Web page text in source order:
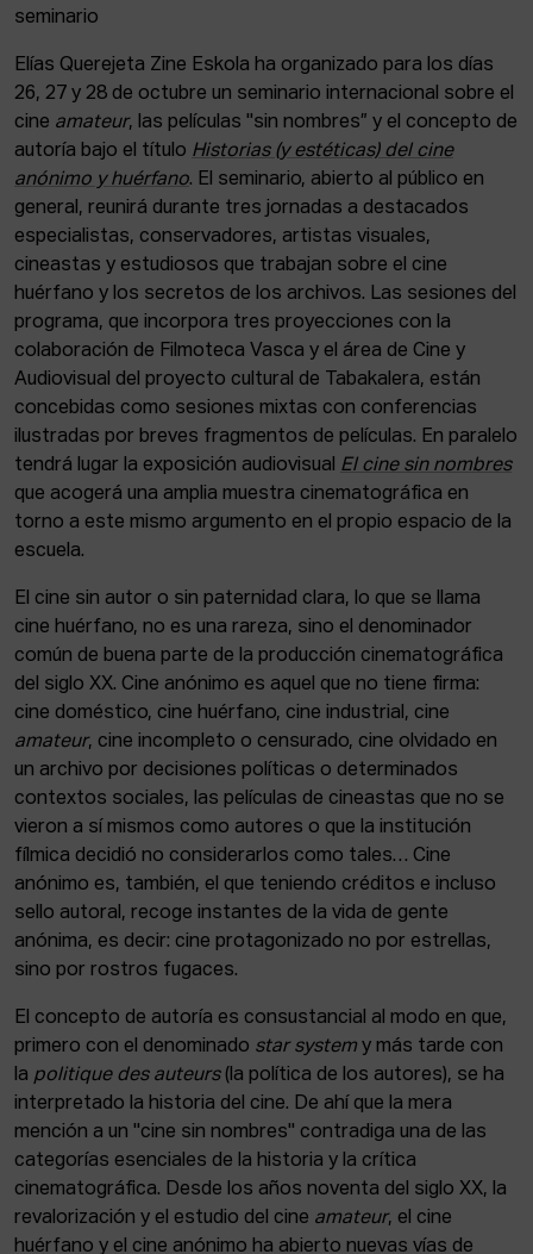
seminario
Elías Querejeta Zine Eskola ha organizado para los días
26, 27 y 28 de octubre un seminario internacional sobre el
cine amateur, las películas "sin nombres” y el concepto de
autoría bajo el título Historias (y estéticas) del cine
anónimo y huérfano. El seminario, abierto al público en
general, reunirá durante tres jornadas a destacados
especialistas, conservadores, artistas visuales,
cineastas y estudiosos que trabajan sobre el cine
huérfano y los secretos de los archivos. Las sesiones del
programa, que incorpora tres proyecciones con la
colaboración de Filmoteca Vasca y el área de Cine y
Audiovisual del proyecto cultural de Tabakalera, están
concebidas como sesiones mixtas con conferencias
ilustradas por breves fragmentos de películas. En paralelo
tendrá lugar la exposición audiovisual El cine sin nombres
que acogerá una amplia muestra cinematográfica en
torno a este mismo argumento en el propio espacio de la
escuela.
El cine sin autor o sin paternidad clara, lo que se llama
cine huérfano, no es una rareza, sino el denominador
común de buena parte de la producción cinematográfica
del siglo XX. Cine anónimo es aquel que no tiene firma:
cine doméstico, cine huérfano, cine industrial, cine
amateur, cine incompleto o censurado, cine olvidado en
un archivo por decisiones políticas o determinados
contextos sociales, las películas de cineastas que no se
vieron a sí mismos como autores o que la institución
fílmica decidió no considerarlos como tales… Cine
anónimo es, también, el que teniendo créditos e incluso
sello autoral, recoge instantes de la vida de gente
anónima, es decir: cine protagonizado no por estrellas,
sino por rostros fugaces.
El concepto de autoría es consustancial al modo en que,
primero con el denominado star system y más tarde con
la politique des auteurs(la política de los autores), se ha
interpretado la historia del cine. De ahí que la mera
mención a un "cine sin nombres" contradiga una de las
categorías esenciales de la historia y la crítica
cinematográfica. Desde los años noventa del siglo XX, la
revalorización y el estudio del cine amateur, el cine
huérfano y el cine anónimo ha abierto nuevas vías de